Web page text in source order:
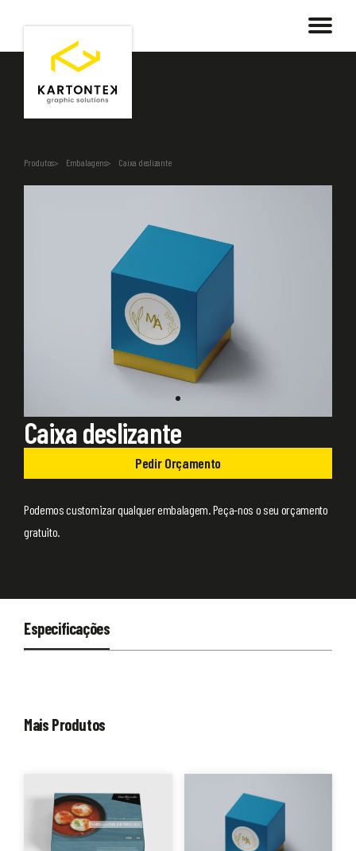
Produtos Embalagens Caixa deslizante
Caixa deslizante
Pedir Orçamento
Podemos customizar qualquer embalagem. Peça-nos o seu orçamento
gratuito.
Especificações
Mais Produtos